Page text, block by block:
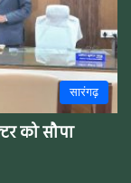
सारंगढ़
को सौपा